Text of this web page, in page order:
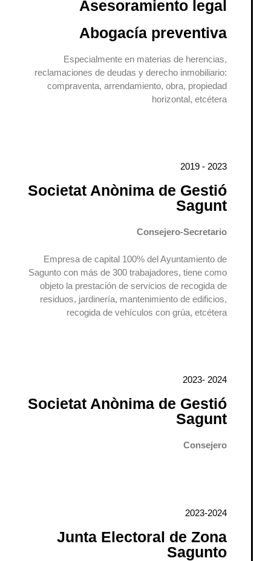
Asesoramiento legal
Abogacía preventiva
Especialmente en materias de herencias,
reclamaciones de deudas y derecho inmobiliario:
compraventa, arrendamiento, obra, propiedad
horizontal, etcétera
2019 - 2023
Societat Anònima de Gestió
Sagunt
Consejero-Secretario
Empresa de capital 100% del Ayuntamiento de
Sagunto con más de 300 trabajadores, tiene como
objeto la prestación de servicios de recogida de
residuos, jardinería, mantenimiento de edificios,
recogida de vehículos con grúa, etcétera
2023- 2024
Societat Anònima de Gestió
Sagunt
Consejero
2023-2024
Junta Electoral de Zona
Sagunto